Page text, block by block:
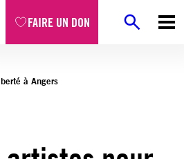
FAIRE UN DON
à Angers